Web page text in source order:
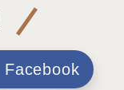
Facebook